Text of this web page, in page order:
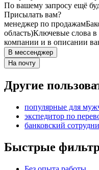
По вашему запросу ещё
Присылать вам?
менеджер по продажам
область)Ключевые слова в
компании и в описании
В мессенджер
На почту
Другие
популярные для
экспедитор по
банковский
Быстрые